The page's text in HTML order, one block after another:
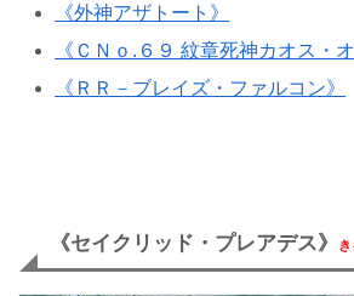
《外神アザトート》
《ＣＮｏ.６９ 紋章死神カオス・
《ＲＲ－ブレイズ・ファルコン》
《セイクリッド・プレアデス》